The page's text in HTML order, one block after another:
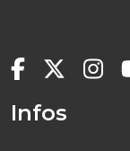
Infos